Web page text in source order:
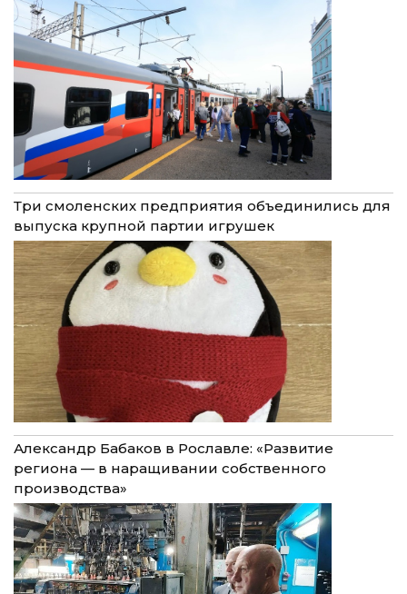
Три смоленских предприятия объединились для
выпуска крупной партии игрушек
Александр Бабаков в Рославле: «Развитие
региона — в наращивании собственного
производства»